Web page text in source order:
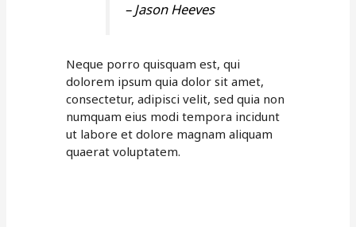
– Jason Heeves
Neque porro quisquam est, qui
dolorem ipsum quia dolor sit amet,
consectetur, adipisci velit, sed quia non
numquam eius modi tempora incidunt
ut labore et dolore magnam aliquam
quaerat voluptatem.